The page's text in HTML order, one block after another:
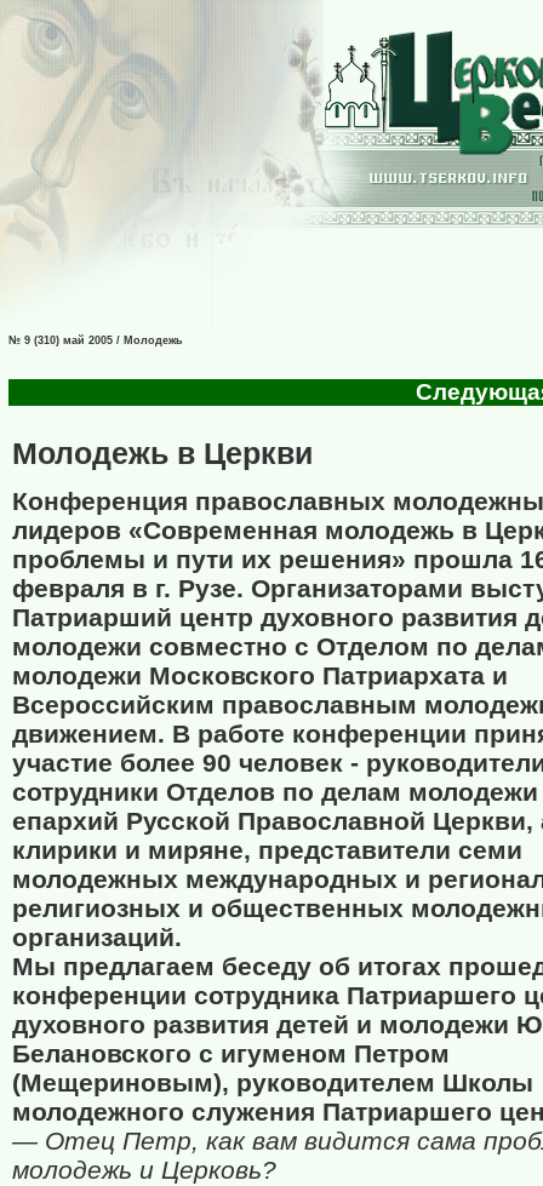
№ 9 (310) май 2005 / Молодежь
Молодежь в Церкви
Конференция православных
лидеров «Современная молодежь в
проблемы и пути их решения» прошла
февраля в г. Рузе. Организаторами
Патриарший центр духовного развития
молодежи совместно с Отделом по
молодежи Московского Патриархата и
Всероссийским православным
движением. В работе конференции
участие более 90 человек -
сотрудники Отделов по делам молодежи
епархий Русской Православной Церкви,
клирики и миряне, представители семи
молодежных международных и
религиозных и общественных
организаций.
Мы предлагаем беседу об итогах
конференции сотрудника Патриаршего
духовного развития детей и молодежи
Белановского с игуменом Петром
(Мещериновым), руководителем Школы
молодежного служения Патриаршего
— Отец Петр, как вам видится сама
молодежь и Церковь?